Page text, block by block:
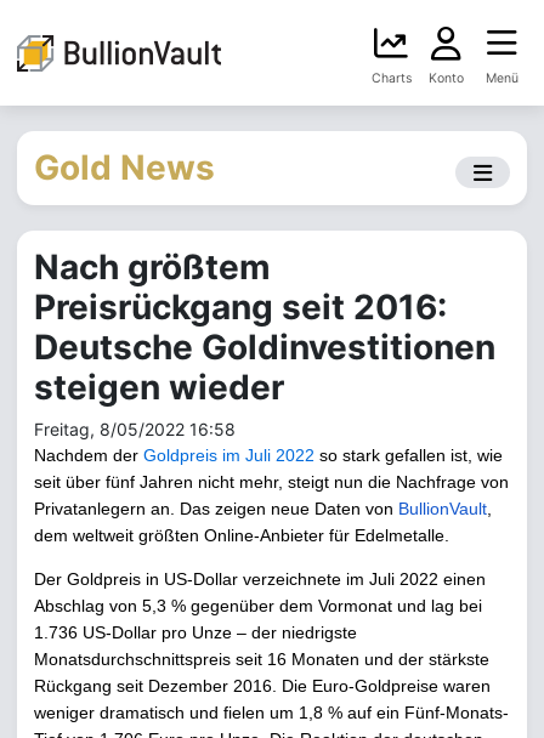
Charts Konto Menü
Gold News
Nach größtem
Preisrückgang seit 2016:
Deutsche Goldinvestitionen
steigen wieder
Freitag, 8/05/2022 16:58
Nachdem der Goldpreis im Juli 2022 so stark gefallen ist, wie
seit über fünf Jahren nicht mehr, steigt nun die Nachfrage von
Privatanlegern an. Das zeigen neue Daten von BullionVault
dem weltweit größten Online-Anbieter für Edelmetalle.
Der Goldpreis in US-Dollar verzeichnete im Juli 2022 einen
Abschlag von 5,3 % gegenüber dem Vormonat und lag bei
1.736 US-Dollar pro Unze – der niedrigste
Monatsdurchschnittspreis seit 16 Monaten und der stärkste
Rückgang seit Dezember 2016. Die Euro-Goldpreise waren
weniger dramatisch und fielen um 1,8 % auf ein Fünf-Monats-